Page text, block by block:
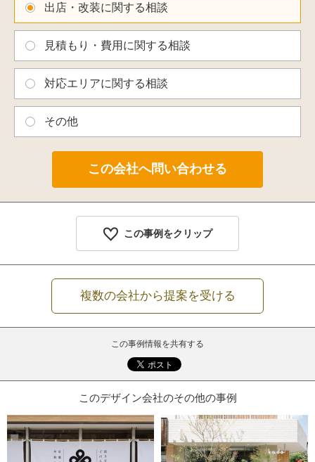
出店・改装に関する相談
見積もり・費用に関する相談
対応エリアに関する相談
その他
この事例をクリップ
複数の会社から提案を受ける
この事例情報を共有する
このデザイン会社のその他の事例